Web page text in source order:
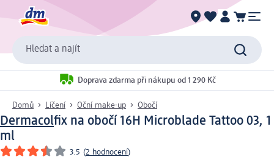
Hledat a najít
Doprava zdarma při nákupu od 1 290 Kč
Domů Líčení Oční make-up Obočí
Dermacolfix na obočí 16H Microblade Tattoo 03, 1
ml
3.5 (2 hodnocení)